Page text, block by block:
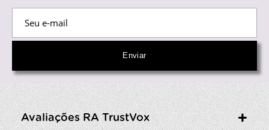
Avaliações RA TrustVox